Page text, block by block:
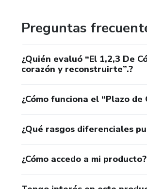
Preguntas
¿Quién evaluó “El 1,2,3 De
corazón y reconstruirte”.?
¿Cómo funciona el “Plazo de
¿Qué rasgos diferenciales
¿Cómo accedo a mi producto?